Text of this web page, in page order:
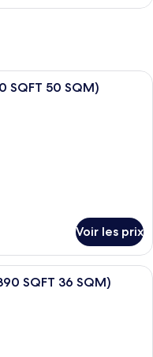
chambre d’hôtel comprenant
SQFT 50 SQM)
Voir les prix
chambre d’hôtel moderne
SQFT 36 SQM)